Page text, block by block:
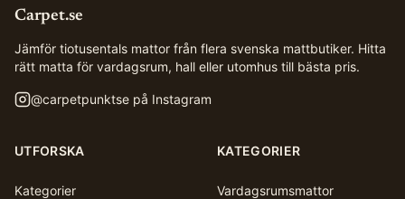
Carpet.se
Jämför tiotusentals mattor från flera svenska mattbutiker. Hitta
rätt matta för vardagsrum, hall eller utomhus till bästa pris.
@carpetpunktse på Instagram
UTFORSKA
Kategorier
KATEGORIER
Vardagsrumsmattor